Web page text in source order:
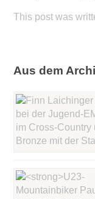
This post was
Aus dem